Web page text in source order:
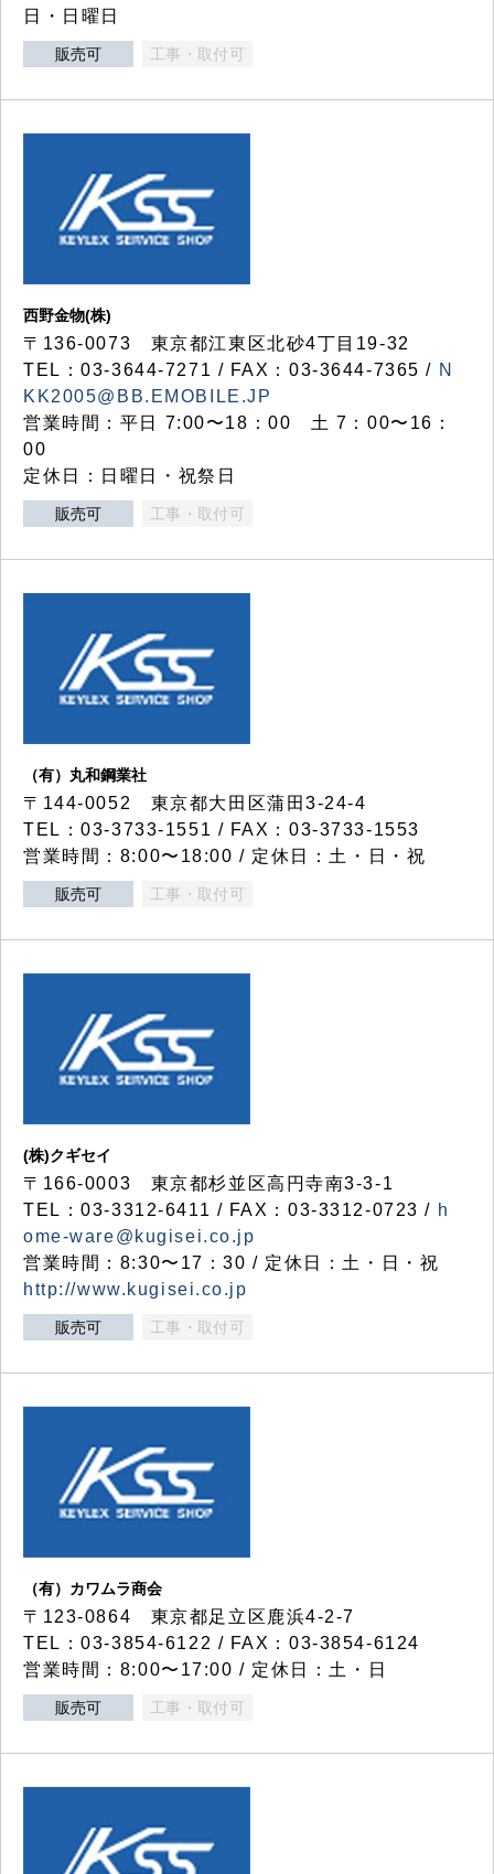
日・日曜日
販売可 工事・取付可
西野金物(株)
〒136-0073 東京都江東区北砂4丁目19-32
TEL：03‐3644‐7271 / FAX：03-3644-7365 / N
KK2005@BB.EMOBILE.JP
営業時間：平日 7:00〜18：00 土 7：00〜16：
00
定休日：日曜日・祝祭日
販売可 工事・取付可
（有）丸和鋼業社
〒144-0052 東京都大田区蒲田3-24-4
TEL：03-3733-1551 / FAX：03-3733-1553
営業時間：8:00〜18:00 / 定休日：土・日・祝
販売可 工事・取付可
(株)クギセイ
〒166-0003 東京都杉並区高円寺南3-3-1
TEL：03-3312-6411 / FAX：03-3312-0723 / h
ome-ware@kugisei.co.jp
営業時間：8:30〜17：30 / 定休日：土・日・祝
http://www.kugisei.co.jp
販売可 工事・取付可
（有）カワムラ商会
〒123-0864 東京都足立区鹿浜4-2-7
TEL：03-3854-6122 / FAX：03-3854-6124
営業時間：8:00〜17:00 / 定休日：土・日
販売可 工事・取付可